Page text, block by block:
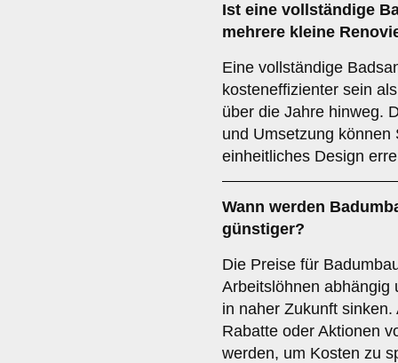
Ist eine vollständige
mehrere kleine
Eine vollständige
kosteneffizienter sein
über die Jahre hinweg.
und Umsetzung können
einheitliches Design
Wann werden
günstiger?
Die Preise für
Arbeitslöhnen abhängig
in naher Zukunft
Rabatte oder Aktionen
werden, um Kosten zu